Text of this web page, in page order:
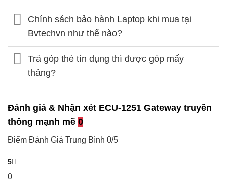
Chính sách bảo hành Laptop khi mua tại
Bvtechvn như thế nào?
Trả góp thẻ tín dụng thì được góp mấy
tháng?
Đánh giá & Nhận xét ECU-1251 Gateway truyền
thông mạnh mẽ 0
Điểm Đánh Giá Trung Bình 0/5
5
0